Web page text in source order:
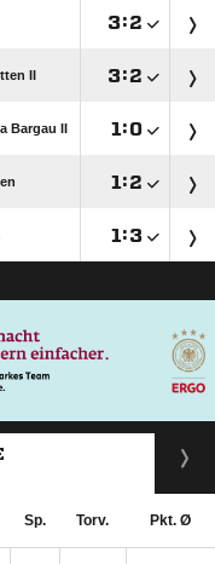
:
II :
Bargau II  :
 :
 :
Sp. Torv. Pkt. Ø